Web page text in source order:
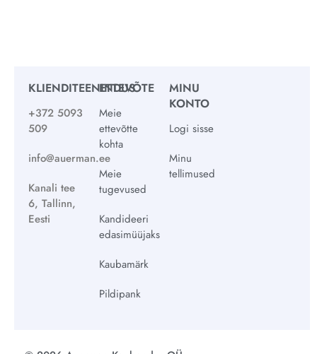
KLIENDITEENINDUS
+372 5093
509
info@auerman.ee
Kanali tee
6, Tallinn,
Eesti
ETTEVÕTE
Meie
ettevõtte
kohta
Meie
tugevused
Kandideeri
edasimüüjaks
Kaubamärk
Pildipank
MINU
KONTO
Logi sisse
Minu
tellimused